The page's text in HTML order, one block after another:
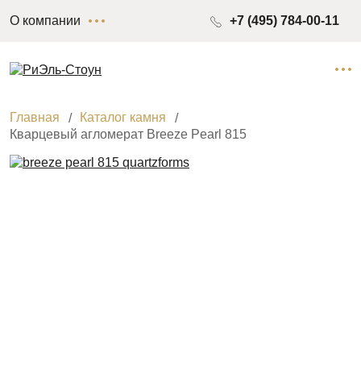
О компании +7 (495) 784-00-11
Главная
Каталог камня
Кварцевый агломерат Breeze Pearl 815